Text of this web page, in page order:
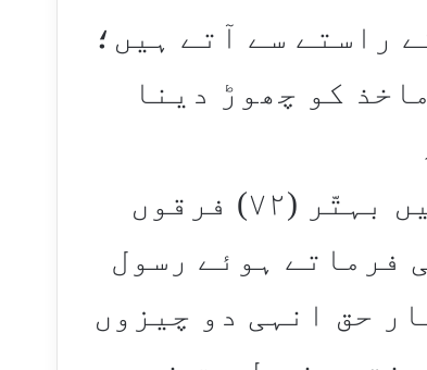
راستے سے آتے ہیں؛
کو چھوڑ دینا
حدیث ”ما أنا علیہ و أصحابي“ میں بہتّر (۷۲) فرقوں
فرماتے ہوئے رسول
حق انہی دو چیزوں